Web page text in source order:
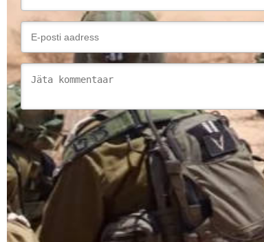
Annetuse kokkuvõte
Makse summa
Annetamise sagedus